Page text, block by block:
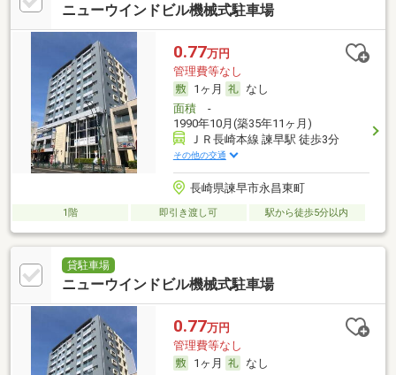
ニューウインドビル機械式駐車場
0.77万円
管理費等なし
1ヶ月
なし
面積-
1990年10月(築35年11ヶ月)
ＪＲ長崎本線 諫早駅 徒歩3分
その他の交通
長崎県諫早市永昌東町
1階 即引き渡し可 駅から徒歩5分以内
貸駐車場
ニューウインドビル機械式駐車場
0.77万円
管理費等なし
1ヶ月
なし